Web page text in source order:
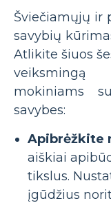
Šviečiamųjų ir
savybių
Atlikite šiuos
mokiniams
savybes:
Apibrėžkite
aiškiai
tikslus.
įgūdžius